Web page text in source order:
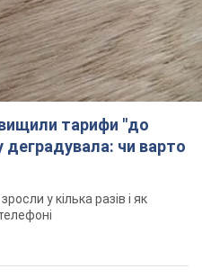
у кілька разів і як
потужні вибухи:
і відео
дронів
стався вибух у
постраждалі